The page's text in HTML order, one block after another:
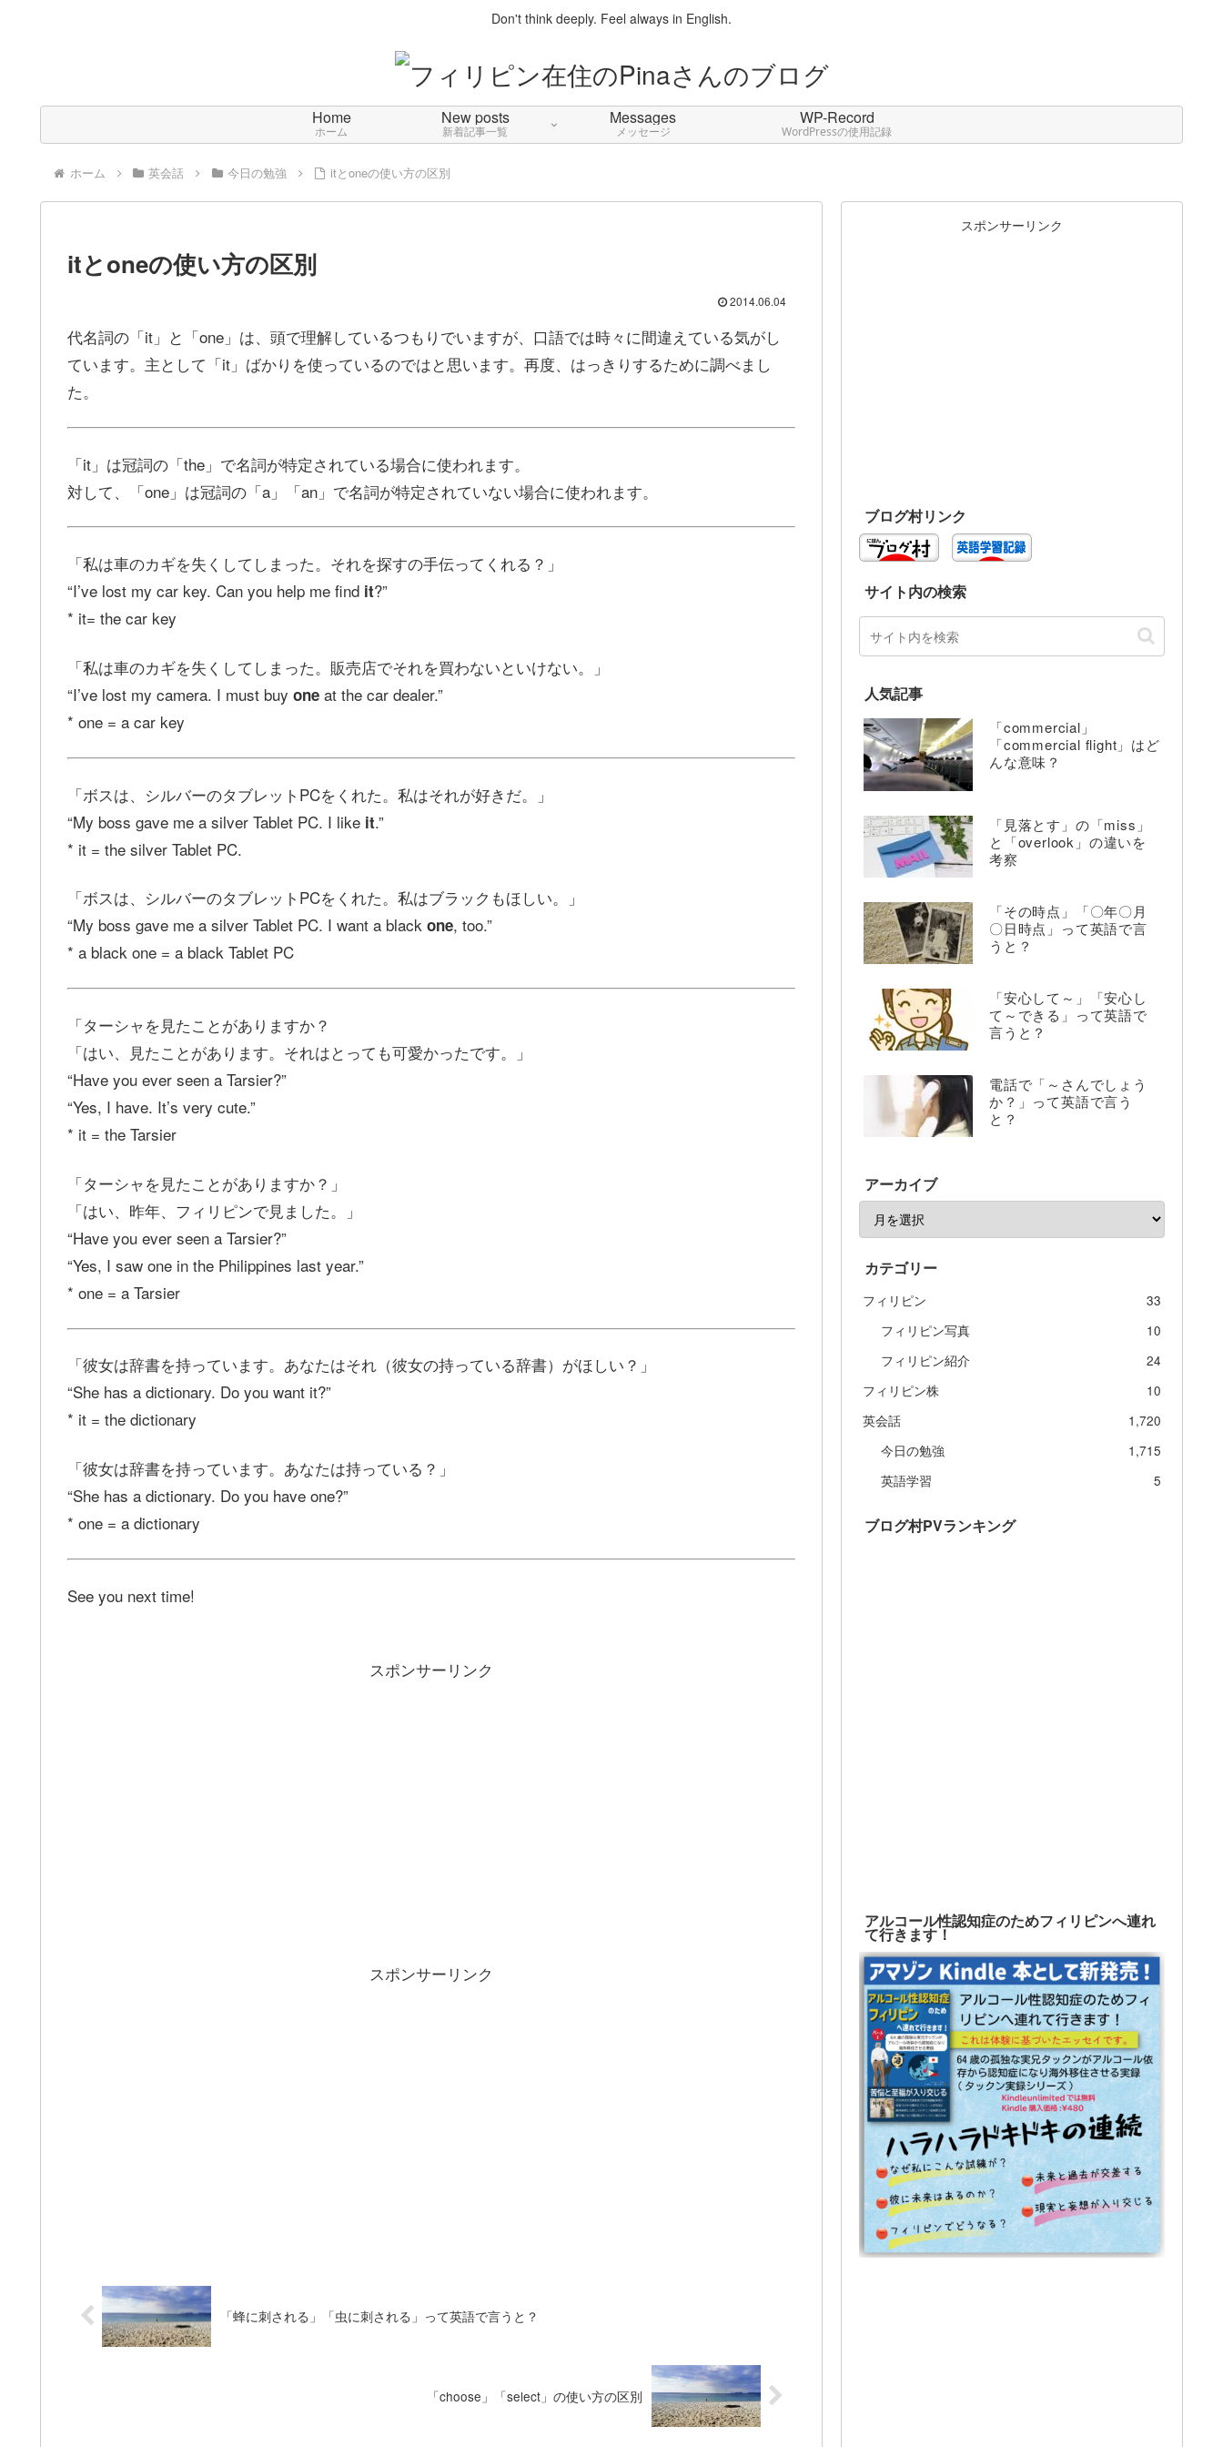
Don't think deeply. Feel always in English.
Home
ホーム
New posts
新着記事一覧
Messages
メッセージ
WP-Record
WordPressの使用記録
ホーム 英会話 今日の勉強 itとoneの使い方の区別
itとoneの使い方の区別
2014.06.04
代名詞の「it」と「one」は、頭で理解しているつもりでいますが、口語では時々に間違えている気がし
ています。主として「it」ばかりを使っているのではと思います。再度、はっきりするために調べまし
た。
「it」は冠詞の「the」で名詞が特定されている場合に使われます。
対して、「one」は冠詞の「a」「an」で名詞が特定されていない場合に使われます。
「私は車のカギを失くしてしまった。それを探すの手伝ってくれる？」
“I’ve lost my car key. Can you help me find it?”
* it= the car key
「私は車のカギを失くしてしまった。販売店でそれを買わないといけない。」
“I’ve lost my camera. I must buy one at the car dealer.”
* one = a car key
「ボスは、シルバーのタブレットPCをくれた。私はそれが好きだ。」
“My boss gave me a silver Tablet PC. I like it.”
* it = the silver Tablet PC.
「ボスは、シルバーのタブレットPCをくれた。私はブラックもほしい。」
“My boss gave me a silver Tablet PC. I want a black one, too.”
* a black one = a black Tablet PC
「ターシャを見たことがありますか？
「はい、見たことがあります。それはとっても可愛かったです。」
“Have you ever seen a Tarsier?”
“Yes, I have. It’s very cute.”
* it = the Tarsier
「ターシャを見たことがありますか？」
「はい、昨年、フィリピンで見ました。」
“Have you ever seen a Tarsier?”
“Yes, I saw one in the Philippines last year.”
* one = a Tarsier
「彼女は辞書を持っています。あなたはそれ（彼女の持っている辞書）がほしい？」
“She has a dictionary. Do you want it?”
* it = the dictionary
「彼女は辞書を持っています。あなたは持っている？」
“She has a dictionary. Do you have one?”
* one = a dictionary
See you next time!
スポンサーリンク
スポンサーリンク
「蜂に刺される」「虫に刺される」って英語で言うと？
「choose」「select」の使い方の区別
スポンサーリンク
ブログ村リンク
サイト内の検索
人気記事
「commercial」
「commercial flight」はど
んな意味？
「見落とす」の「miss」
と「overlook」の違いを
考察
「その時点」「〇年〇月
〇日時点」って英語で言
うと？
「安心して～」「安心し
て～できる」って英語で
言うと？
電話で「～さんでしょう
か？」って英語で言う
と？
アーカイブ
カテゴリー
フィリピン
33
フィリピン写真
10
フィリピン紹介
24
フィリピン株
10
英会話
1,720
今日の勉強
1,715
英語学習
5
ブログ村PVランキング
アルコール性認知症のためフィリピンへ連れ
て行きます！